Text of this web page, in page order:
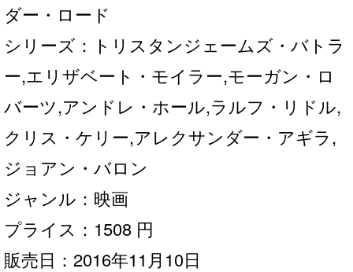
ダー・ロード
シリーズ：トリスタンジェームズ・バトラ
ー,エリザベート・モイラー,モーガン・ロ
バーツ,アンドレ・ホール,ラルフ・リドル,
クリス・ケリー,アレクサンダー・アギラ,
ジョアン・バロン
ジャンル：映画
プライス：1508 円
販売日：2016年11月10日